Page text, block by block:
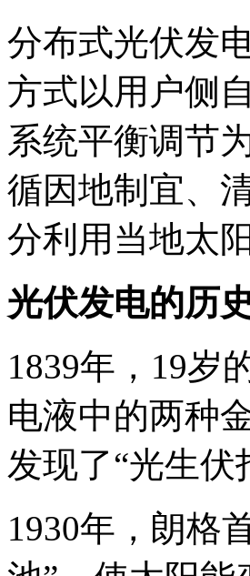
分布式光伏发
方式以用户侧
系统平衡调节
循因地制宜、
分利用当地太
光伏发电的历
1839年，19岁
电液中的两种
发现了“光生伏
1930年，朗格